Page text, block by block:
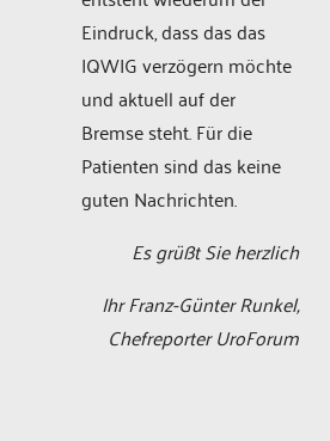
Eindruck, dass das das
IQWIG verzögern möchte
und aktuell auf der
Bremse steht. Für die
Patienten sind das keine
guten Nachrichten.
Es grüßt Sie herzlich
Ihr Franz-Günter Runkel,
Chefreporter UroForum